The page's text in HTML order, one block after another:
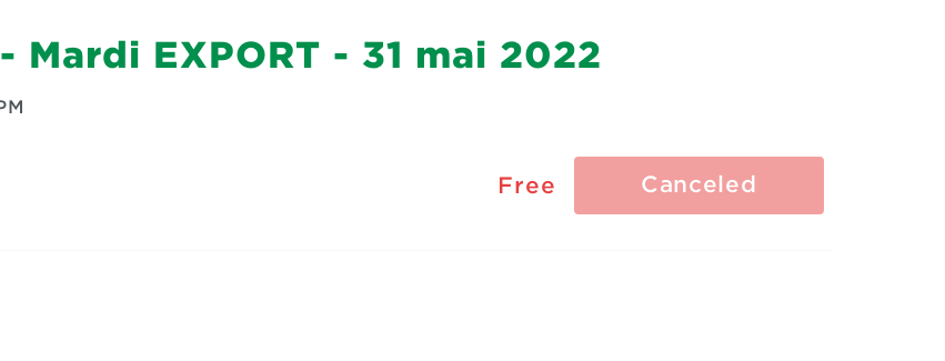
EXPORT - 31 mai 2022
Free Canceled